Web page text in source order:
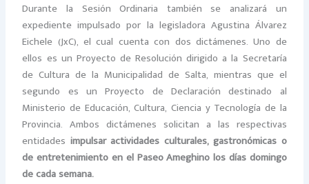
Durante la Sesión Ordinaria también se analizará un
expediente impulsado por la legisladora Agustina Álvarez
Eichele (JxC), el cual cuenta con dos dictámenes. Uno de
ellos es un Proyecto de Resolución dirigido a la Secretaría
de Cultura de la Municipalidad de Salta, mientras que el
segundo es un Proyecto de Declaración destinado al
Ministerio de Educación, Cultura, Ciencia y Tecnología de la
Provincia. Ambos dictámenes solicitan a las respectivas
entidades impulsar actividades culturales, gastronómicas o
de entretenimiento en el Paseo Ameghino los días domingo
de cada semana.